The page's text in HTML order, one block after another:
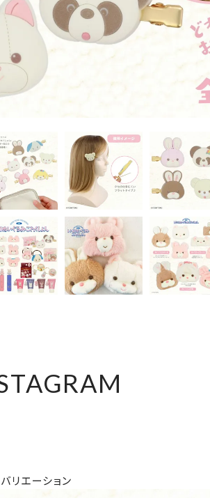
リエーション